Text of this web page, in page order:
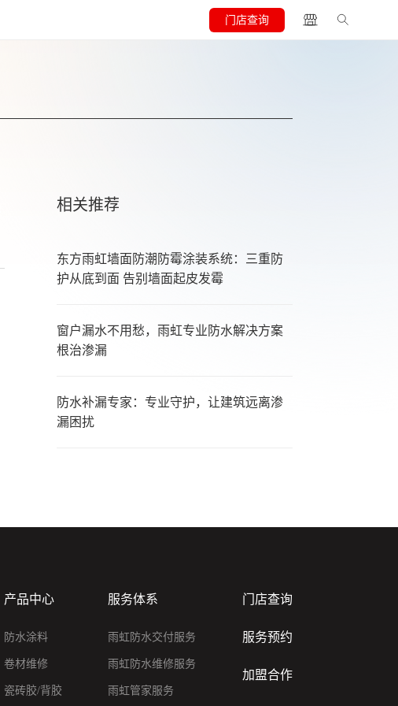
门店查询
相关推荐
东方雨虹墙面防潮防霉涂装系统：三重防
护从底到面 告别墙面起皮发霉
窗户漏水不用愁，雨虹专业防水解决方案
根治渗漏
防水补漏专家：专业守护，让建筑远离渗
漏困扰
产品中心
防水涂料
卷材维修
瓷砖胶/背胶
服务体系
雨虹防水交付服务
雨虹防水维修服务
雨虹管家服务
门店查询
服务预约
加盟合作